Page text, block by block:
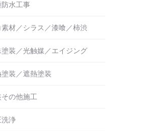
防水工事
素材／シラス／漆喰／柿渋
塗装／光触媒／エイジング
塗装／遮熱塗装
の他施工
洗浄